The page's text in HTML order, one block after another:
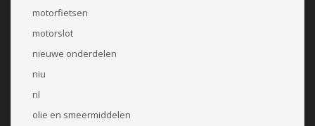
motorfietsen
motorslot
nieuwe onderdelen
niu
nl
olie en smeermiddelen